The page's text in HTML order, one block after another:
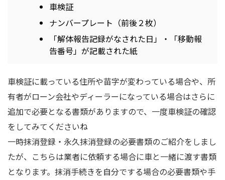
車検証
ナンバープレート（前後２枚）
「解体報告記録がなされた日」・「移動報
告番号」が記載された紙
車検証に載っている住所や苗字が変わっている場合や、所
有者がローン会社やディーラーになっている場合はさらに
追加で必要となる書類がありますので、一度車検証の確認
をしてみてくださいね
一時抹消登録・永久抹消登録の必要書類のご紹介をしまし
たが、こちらは業者に依頼する場合に車と一緒に渡す書類
となります。抹消手続きを自分でする場合の必要書類や手